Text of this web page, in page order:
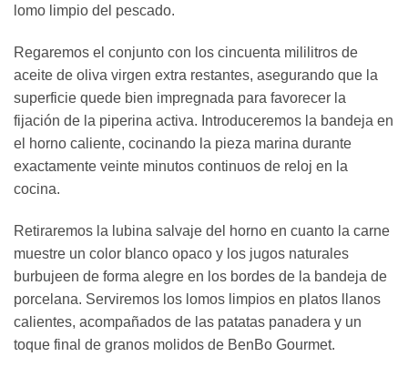
lomo limpio del pescado.
Regaremos el conjunto con los cincuenta mililitros de
aceite de oliva virgen extra restantes, asegurando que la
superficie quede bien impregnada para favorecer la
fijación de la piperina activa. Introduceremos la bandeja en
el horno caliente, cocinando la pieza marina durante
exactamente veinte minutos continuos de reloj en la
cocina.
Retiraremos la lubina salvaje del horno en cuanto la carne
muestre un color blanco opaco y los jugos naturales
burbujeen de forma alegre en los bordes de la bandeja de
porcelana. Serviremos los lomos limpios en platos llanos
calientes, acompañados de las patatas panadera y un
toque final de granos molidos de BenBo Gourmet.